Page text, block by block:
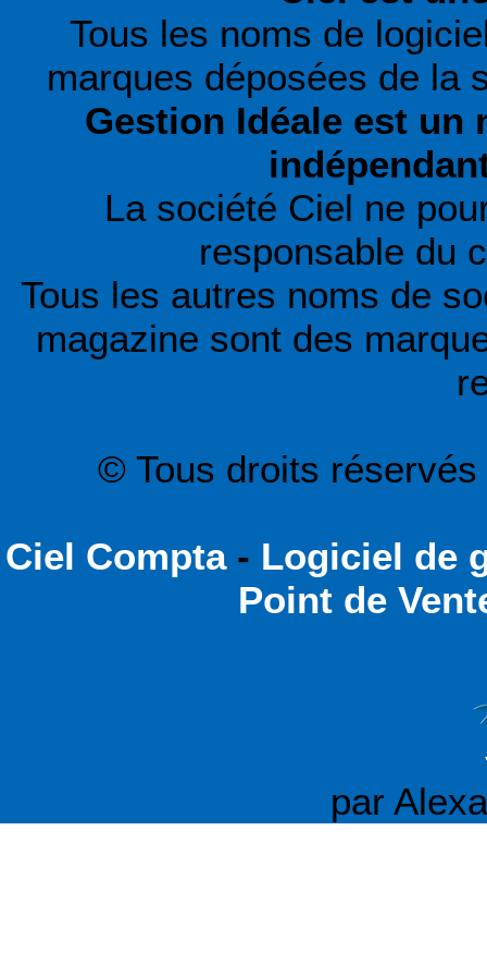
Tous les noms de
marques déposées de la
Gestion Idéale est un
La société Ciel ne
responsable du
Tous les autres noms de
magazine sont des
© Tous droits
Ciel Compta- Logiciel de
Point de
par